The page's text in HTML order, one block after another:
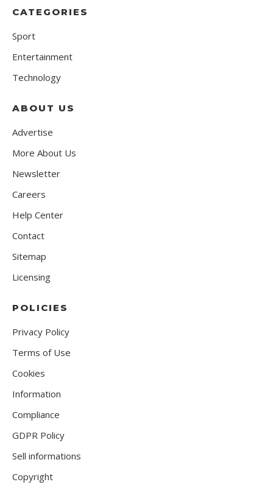
CATEGORIES
Sport
Entertainment
Technology
ABOUT US
Advertise
More About Us
Newsletter
Careers
Help Center
Contact
Sitemap
Licensing
POLICIES
Privacy Policy
Terms of Use
Cookies
Information
Compliance
GDPR Policy
Sell informations
Copyright